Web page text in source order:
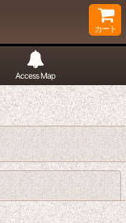
カート
Access Map
閉じる